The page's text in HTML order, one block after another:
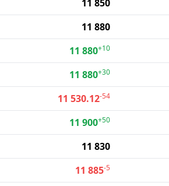
11 850
11 880
11 880+10
11 880+30
11 530.12-54
11 900+50
11 830
11 885-5